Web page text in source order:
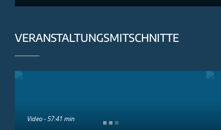
VERANSTALTUNGSMITSCHNITTE
Video - 57:41 min